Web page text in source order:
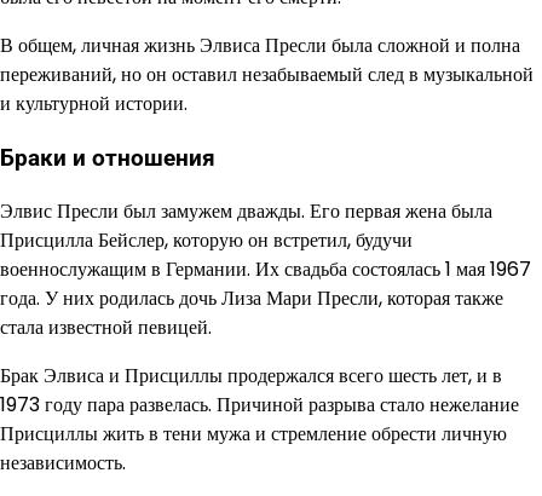
В общем, личная жизнь Элвиса Пресли была сложной и полна
переживаний, но он оставил незабываемый след в музыкальной
и культурной истории.
Браки и отношения
Элвис Пресли был замужем дважды. Его первая жена была
Присцилла Бейслер, которую он встретил, будучи
военнослужащим в Германии. Их свадьба состоялась 1 мая 1967
года. У них родилась дочь Лиза Мари Пресли, которая также
стала известной певицей.
Брак Элвиса и Присциллы продержался всего шесть лет, и в
1973 году пара развелась. Причиной разрыва стало нежелание
Присциллы жить в тени мужа и стремление обрести личную
независимость.